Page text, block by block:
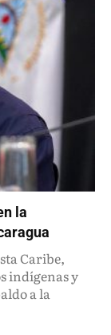
la
Caribe,
indígenas y
a la